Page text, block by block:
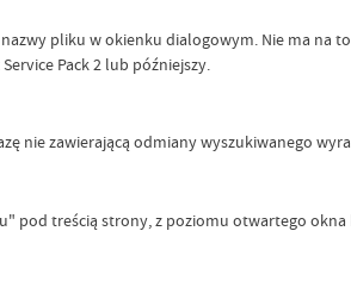
pliku w okienku dialogowym. Nie ma na
Pack 2 lub późniejszy.
nie zawierającą odmiany wyszukiwanego
treścią strony, z poziomu otwartego